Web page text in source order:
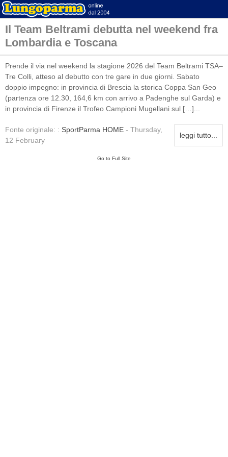
Il Team Beltrami debutta nel weekend fra
Lombardia e Toscana
Prende il via nel weekend la stagione 2026 del Team Beltrami TSA–
Tre Colli, atteso al debutto con tre gare in due giorni. Sabato
doppio impegno: in provincia di Brescia la storica Coppa San Geo
(partenza ore 12.30, 164,6 km con arrivo a Padenghe sul Garda) e
in provincia di Firenze il Trofeo Campioni Mugellani sul […]...
leggi tutto...
Fonte originale: : SportParma HOME - Thursday,
12 February
Go to Full Site